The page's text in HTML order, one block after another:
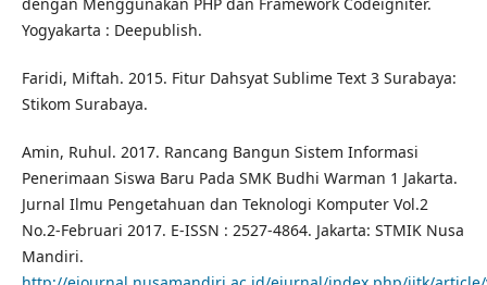
Yogyakarta : Deepublish.
Faridi, Miftah. 2015. Fitur Dahsyat Sublime Text 3 Surabaya:
Stikom Surabaya.
Amin, Ruhul. 2017. Rancang Bangun Sistem Informasi
Penerimaan Siswa Baru Pada SMK Budhi Warman 1 Jakarta.
Jurnal Ilmu Pengetahuan dan Teknologi Komputer Vol.2
No.2-Februari 2017. E-ISSN : 2527-4864. Jakarta: STMIK Nusa
Mandiri.